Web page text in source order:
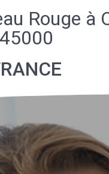
Rouge à
45000